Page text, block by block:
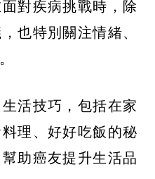
對疾病挑戰時，除
也特別關注情緒、
活技巧，包括在家
理、好好吃飯的秘
助癌友提升生活品